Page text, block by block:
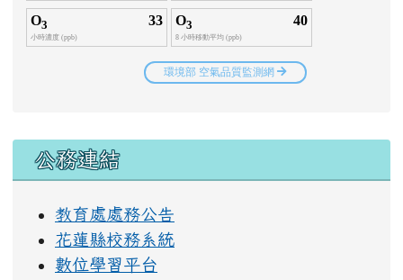
右邊區域內容
公務連結
教育處處務公告
花蓮縣校務系統
數位學習平台